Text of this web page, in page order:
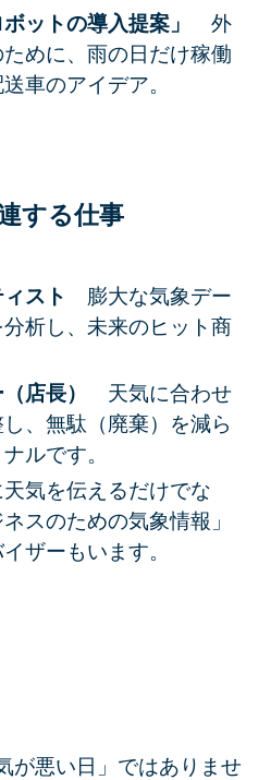
ボットの導入提案」 外
めに、雨の日だけ稼働
車のアイデア。
する仕事
ィスト 膨大な気象デー
析し、未来のヒット商
（店長） 天気に合わせ
、無駄（廃棄）を減ら
ルです。
気を伝えるだけでな
スのための気象情報」
ザーもいます。
が悪い日」ではありませ